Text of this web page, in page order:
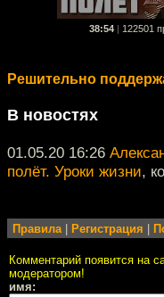
38:54 122501
Решительно
В новостях
01.05.20 16:26
полёт. Уроки жизни,
Правила| Регистрация
Комментарий появится на
модератором!
имя: